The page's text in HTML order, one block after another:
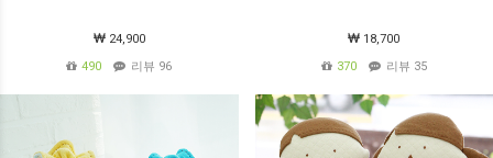
24,900
490
리뷰 96
18,700
370
리뷰 35